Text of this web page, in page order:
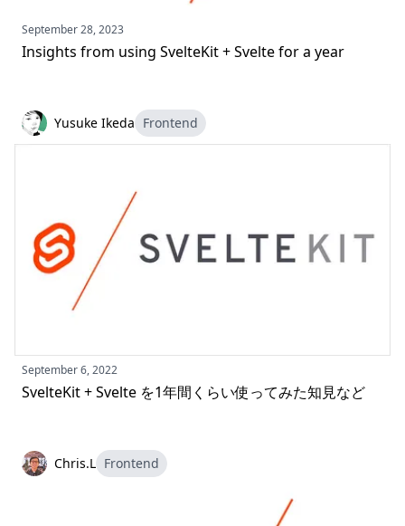
September 28, 2023
Insights from using SvelteKit + Svelte for a year
Yusuke Ikeda Frontend
September 6, 2022
SvelteKit + Svelte を1年間くらい使ってみた知見など
Chris.L Frontend